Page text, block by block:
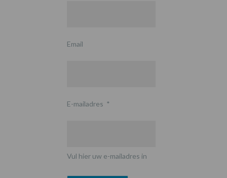
Email
E-mailadres *
Vul hier uw e-mailadres in